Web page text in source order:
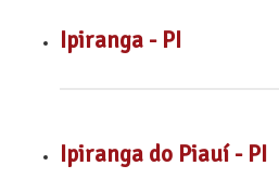
Ipiranga - PI
Ipiranga do Piauí - PI